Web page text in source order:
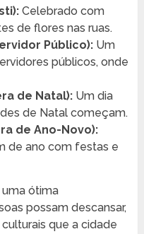
Celebrado com
de flores nas ruas.
Público):Um
públicos, onde
de Natal):Um dia
de Natal começam.
de Ano-Novo):
de ano com festas e
ótima
possam descansar,
que a cidade